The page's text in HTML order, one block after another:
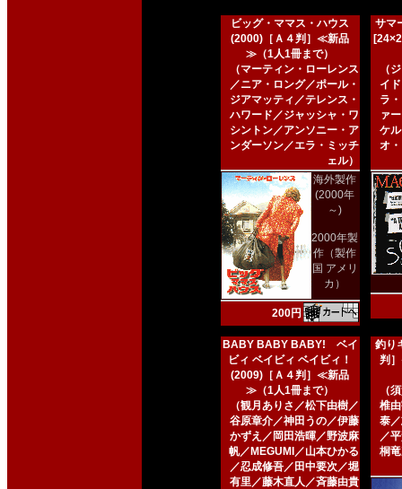
ビッグ・ママス・ハウス
(2000)［Ａ４判］≪新品
≫（1人1冊まで）
（マーティン・ローレンス
／ニア・ロング／ポール・
ジアマッティ／テレンス・
ハワード／ジャッシャ・ワ
シントン／アンソニー・ア
ンダーソン／エラ・ミッチ
ェル）
海外製作
(2000年
～)
2000年製
作（製作
国 アメリ
カ）
200円
サマ
（
イ
ラ
ァ
ケ
オ
BABY BABY BABY! ベイ
ビィ ベイビィ ベイビィ！
(2009)［Ａ４判］≪新品
≫（1人1冊まで）
（観月ありさ／松下由樹／
谷原章介／神田うの／伊藤
かずえ／岡田浩暉／野波麻
帆／MEGUMI／山本ひかる
／忍成修吾／田中要次／堀
有里／藤木直人／斉藤由貴
釣り
判
（
椎
泰
／
桐